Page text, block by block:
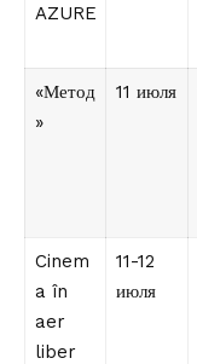
AZURE
«Метод
»
11 июля
Cinem
a în
aer
liber
11-12
июля